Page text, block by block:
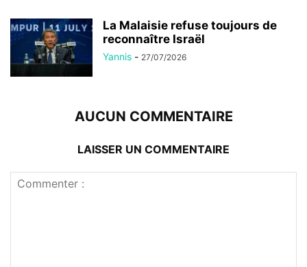
La Malaisie refuse toujours de
reconnaître Israël
Yannis - 27/07/2026
AUCUN COMMENTAIRE
LAISSER UN COMMENTAIRE